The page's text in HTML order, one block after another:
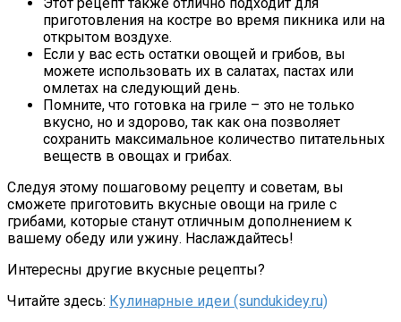
приготовления на костре во время пикника или на
открытом воздухе.
Если у вас есть остатки овощей и грибов, вы
можете использовать их в салатах, пастах или
омлетах на следующий день.
Помните, что готовка на гриле – это не только
вкусно, но и здорово, так как она позволяет
сохранить максимальное количество питательных
веществ в овощах и грибах.
Следуя этому пошаговому рецепту и советам, вы
сможете приготовить вкусные овощи на гриле с
грибами, которые станут отличным дополнением к
вашему обеду или ужину. Наслаждайтесь!
Интересны другие вкусные рецепты?
Читайте здесь: Кулинарные идеи (sundukidey.ru)